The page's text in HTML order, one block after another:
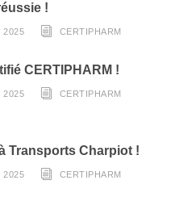
!
2025 CERTIPHARM
CERTIPHARM !
2025 CERTIPHARM
Transports Charpiot !
2025 CERTIPHARM